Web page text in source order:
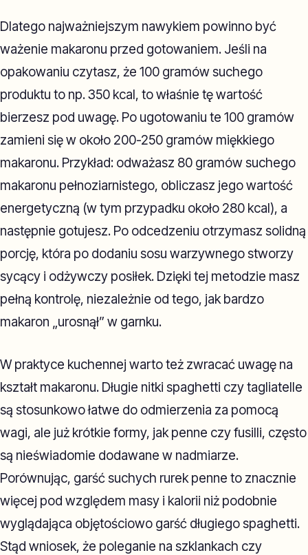
Dlatego najważniejszym nawykiem powinno być
ważenie makaronu przed gotowaniem. Jeśli na
opakowaniu czytasz, że 100 gramów suchego
produktu to np. 350 kcal, to właśnie tę wartość
bierzesz pod uwagę. Po ugotowaniu te 100 gramów
zamieni się w około 200-250 gramów miękkiego
makaronu. Przykład: odważasz 80 gramów suchego
makaronu pełnoziarnistego, obliczasz jego wartość
energetyczną (w tym przypadku około 280 kcal), a
następnie gotujesz. Po odcedzeniu otrzymasz solidną
porcję, która po dodaniu sosu warzywnego stworzy
sycący i odżywczy posiłek. Dzięki tej metodzie masz
pełną kontrolę, niezależnie od tego, jak bardzo
makaron „urosnął” w garnku.
W praktyce kuchennej warto też zwracać uwagę na
kształt makaronu. Długie nitki spaghetti czy tagliatelle
są stosunkowo łatwe do odmierzenia za pomocą
wagi, ale już krótkie formy, jak penne czy fusilli, często
są nieświadomie dodawane w nadmiarze.
Porównując, garść suchych rurek penne to znacznie
więcej pod względem masy i kalorii niż podobnie
wyglądająca objętościowo garść długiego spaghetti.
Stąd wniosek, że poleganie na szklankach czy